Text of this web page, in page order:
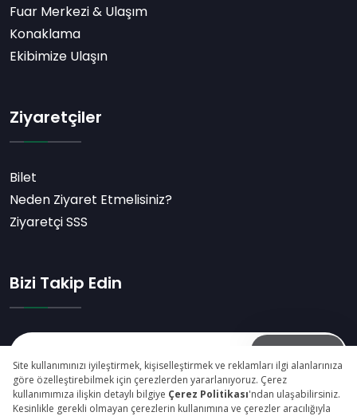
Fuar Merkezi & Ulaşım
Konaklama
Ekibimize Ulaşın
Ziyaretçiler
Bilet
Neden Ziyaret Etmelisiniz?
Ziyaretçi SSS
Bizi Takip Edin